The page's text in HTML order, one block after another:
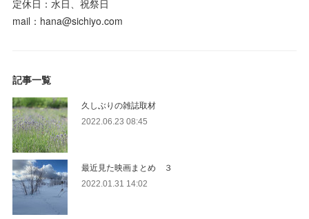
定休日：水日、祝祭日
mail：hana@sichiyo.com
記事一覧
久しぶりの雑誌取材
2022.06.23 08:45
最近見た映画まとめ ３
2022.01.31 14:02